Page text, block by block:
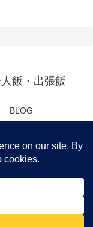
飯・出張飯
BLOG
ゼント
運営会社